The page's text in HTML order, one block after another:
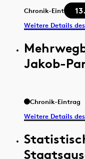
Chronik-Eintrag
Weitere Details
Jakob-
Chronik-Eintrag
Weitere Details